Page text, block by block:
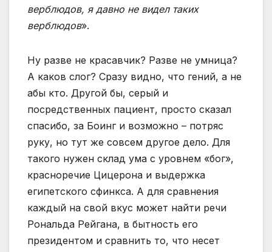
верблюдов, я давно не видел таких
верблюдов».
Ну разве не красавчик? Разве не умница?
А каков слог? Сразу видно, что гений, а не
абы кто. Другой бы, серый и
посредственных пациент, просто сказал
спасибо, за Боинг и возможно – потряс
руку, но тут же совсем другое дело. Для
такого нужен склад ума с уровнем «бог»,
красноречие Цицерона и выдержка
египетского сфинкса. А для сравнения
каждый на свой вкус может найти речи
Рональда Рейгана, в бытность его
президентом и сравнить то, что несет